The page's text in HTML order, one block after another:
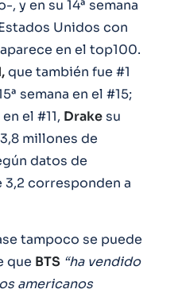
y en su 14ª semana
Unidos con
en el top100.
que también fue #1
semana en el #15;
el #11, Drakesu
millones de
datos de
3,2 corresponden a
tampoco se puede
que BTS “ha vendido
americanos